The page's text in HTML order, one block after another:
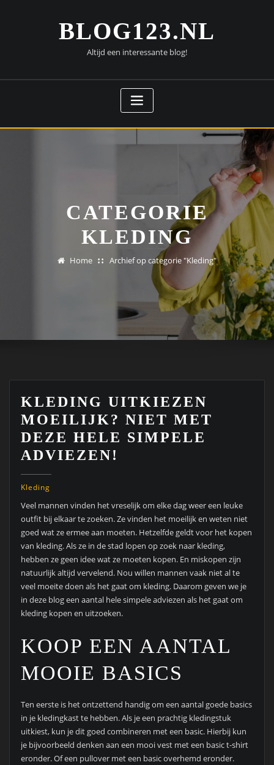
BLOG123.NL
Altijd een interessante blog!
CATEGORIE
KLEDING
Home Archief op categorie "Kleding"
KLEDING UITKIEZEN
MOEILIJK? NIET MET
DEZE HELE SIMPELE
ADVIEZEN!
Kleding
Veel mannen vinden het vreselijk om elke dag weer een leuke
outfit bij elkaar te zoeken. Ze vinden het moeilijk en weten niet
goed wat ze ermee aan moeten. Hetzelfde geldt voor het kopen
van kleding. Als ze in de stad lopen op zoek naar kleding,
hebben ze geen idee wat ze moeten kopen. En miskopen zijn
natuurlijk altijd vervelend. Nou willen mannen vaak niet al te
veel moeite doen als het gaat om kleding. Daarom geven we je
in deze blog een aantal hele simpele adviezen als het gaat om
kleding kopen en uitzoeken.
KOOP EEN AANTAL
MOOIE BASICS
Ten eerste is het ontzettend handig om een aantal goede basics
in je kledingkast te hebben. Als je een prachtig kledingstuk
uitkiest, kun je dit goed combineren met een basic. Hierbij kun
je bijvoorbeeld denken aan een mooi vest met een basic t-shirt
eronder. Of een pullover met een basic overhemd eronder.